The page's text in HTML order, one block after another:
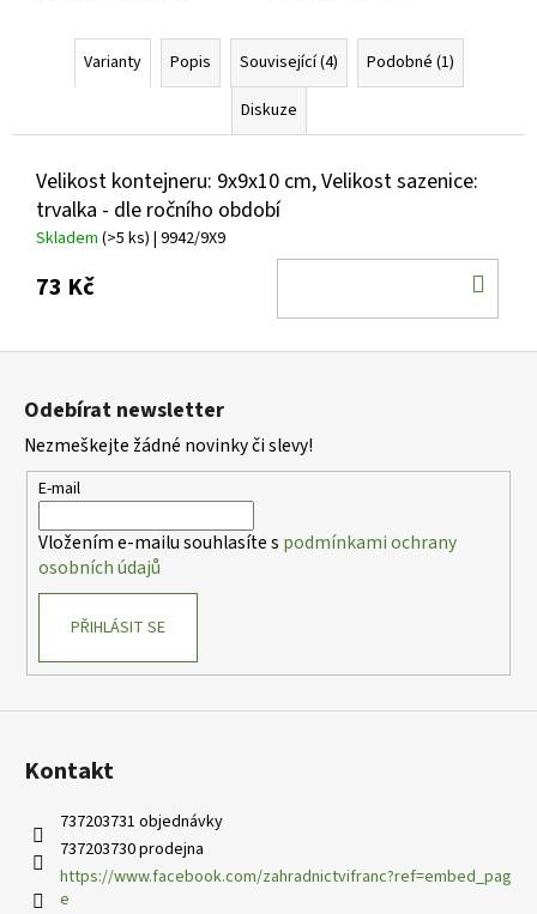
Varianty Popis Související (4)
Podobné (1)
Diskuze
Velikost kontejneru: 9x9x10 cm, Velikost sazenice:
trvalka - dle ročního období
Skladem (>5 ks) | 9942/9X9
73 Kč
Z
Odebírat newsletter
Nezmeškejte žádné novinky či slevy!
E-mail
Vložením e-mailu souhlasíte s podmínkami ochrany
osobních údajů
PŘIHLÁSIT SE
Kontakt
737203731 objednávky
737203730 prodejna
https://www.facebook.com/zahradnictvifranc?ref=embed_pag
e